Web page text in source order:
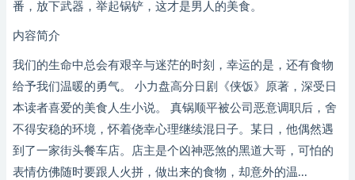
番，放下武器，举起锅铲，这才是男人的美食。
内容简介
我们的生命中总会有艰辛与迷茫的时刻，幸运的是，还有食物
给予我们温暖的勇气。 小力盘高分日剧《侠饭》原著，深受日
本读者喜爱的美食人生小说。 真锅顺平被公司恶意调职后，舍
不得安稳的环境，怀着侥幸心理继续混日子。某日，他偶然遇
到了一家街头餐车店。店主是个凶神恶煞的黑道大哥，可怕的
表情仿佛随时要跟人火拼，做出来的食物，却意外的温...